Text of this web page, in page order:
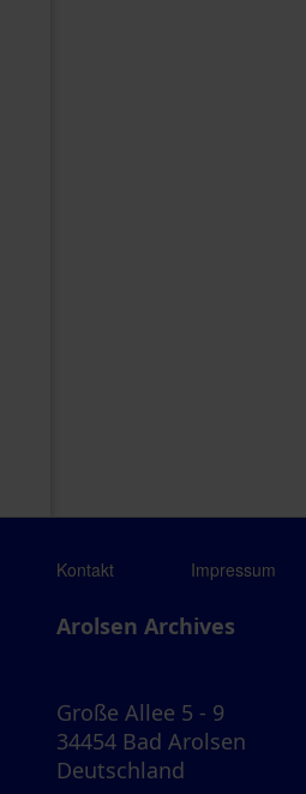
Kontakt Impressum
Arolsen Archives
Große Allee 5 - 9
34454 Bad Arolsen
Deutschland